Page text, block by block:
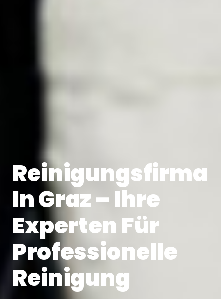
Reinigungsfirma
In Graz – Ihre
Experten Für
Professionelle
Reinigung